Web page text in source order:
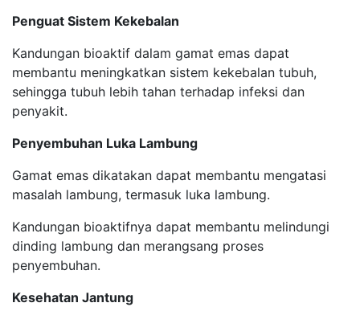
Penguat Sistem Kekebalan
Kandungan bioaktif dalam gamat emas dapat
membantu meningkatkan sistem kekebalan tubuh,
sehingga tubuh lebih tahan terhadap infeksi dan
penyakit.
Penyembuhan Luka Lambung
Gamat emas dikatakan dapat membantu mengatasi
masalah lambung, termasuk luka lambung.
Kandungan bioaktifnya dapat membantu melindungi
dinding lambung dan merangsang proses
penyembuhan.
Kesehatan Jantung